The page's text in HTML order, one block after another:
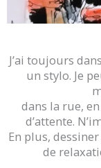
J’ai toujours
un stylo. Je
dans la rue,
d’attente.
En plus,
de